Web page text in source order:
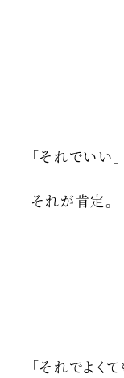
「それでいい」
それが肯定。
「それでよく